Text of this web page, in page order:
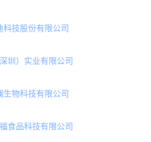
乐福食品有限公司
技（海南）有限公司
恩科技有限公司
京）生物科技有限公司